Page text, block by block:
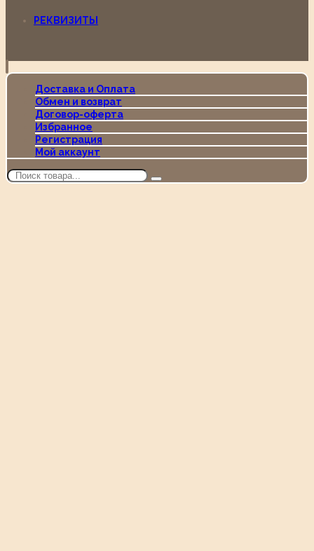
РЕКВИЗИТЫ
Доставка и Оплата
Обмен и возврат
Договор-оферта
Избранное
Регистрация
Мой аккаунт